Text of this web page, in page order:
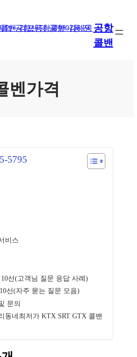
공항
콜밴
벤가격
5795
비스
선(고객님 질문 응답 사례)
선(자주 묻는 질문 모음)
문의
동네최저가 KTX SRT GTX 콜밴